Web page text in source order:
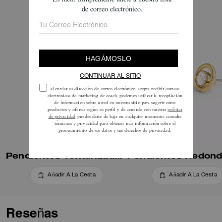
Añadir A La Cesta Añadir A La Cesta
Reseñas